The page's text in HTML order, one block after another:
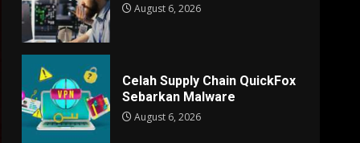
August 6, 2026
Celah Supply Chain QuickFox
Sebarkan Malware
August 6, 2026